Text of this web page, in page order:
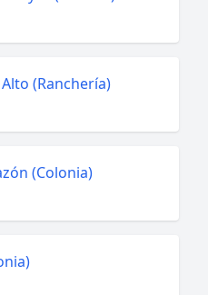
(Ranchería)
(Colonia)